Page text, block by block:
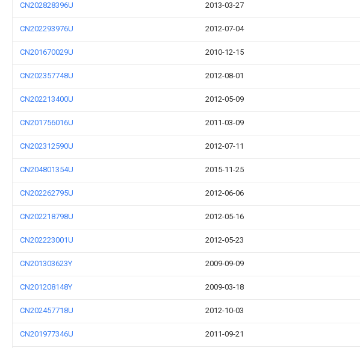
CN202828396U 2013-03-27
CN202293976U 2012-07-04
CN201670029U 2010-12-15
CN202357748U 2012-08-01
CN202213400U 2012-05-09
CN201756016U 2011-03-09
CN202312590U 2012-07-11
CN204801354U 2015-11-25
CN202262795U 2012-06-06
CN202218798U 2012-05-16
CN202223001U 2012-05-23
CN201303623Y 2009-09-09
CN201208148Y 2009-03-18
CN202457718U 2012-10-03
CN201977346U 2011-09-21